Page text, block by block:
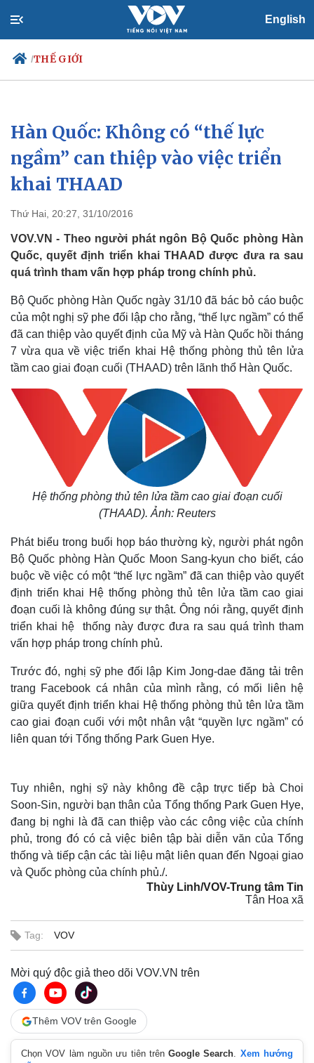
English
/THẾ GIỚI
Chính trị
Đảng
Tổ chức nhân sự
Quốc hội
Xã hội
Tin 24h
Dự báo thời tiết
Hàn Quốc: Không có “thế lực
ngầm” can thiệp vào việc triển
khai THAAD
Thứ Hai, 20:27, 31/10/2016
VOV.VN - Theo người phát ngôn Bộ Quốc phòng Hàn
Quốc, quyết định triển khai THAAD được đưa ra sau
quá trình tham vấn hợp pháp trong chính phủ.
Bộ Quốc phòng Hàn Quốc ngày 31/10 đã bác bỏ cáo buộc
của một nghị sỹ phe đối lập cho rằng, “thế lực ngầm” có thể
đã can thiệp vào quyết định của Mỹ và Hàn Quốc hồi tháng
7 vừa qua về việc triển khai Hệ thống phòng thủ tên lửa
tầm cao giai đoạn cuối (THAAD) trên lãnh thổ Hàn Quốc.
Hệ thống phòng thủ tên lửa tầm cao giai đoạn cuối
(THAAD). Ảnh:Reuters
Phát biểu trong buổi họp báo thường kỳ, người phát ngôn
Bộ Quốc phòng Hàn Quốc Moon Sang-kyun cho biết, cáo
buộc về việc có một “thế lực ngầm” đã can thiệp vào quyết
định triển khai Hệ thống phòng thủ tên lửa tầm cao giai
đoạn cuối là không đúng sự thật. Ông nói rằng, quyết định
triển khai hệ thống này được đưa ra sau quá trình tham
vấn hợp pháp trong chính phủ.
Trước đó, nghị sỹ phe đối lập Kim Jong-dae đăng tải trên
trang Facebook cá nhân của mình rằng, có mối liên hệ
giữa quyết định triển khai Hệ thống phòng thủ tên lửa tầm
cao giai đoạn cuối với một nhân vật “quyền lực ngầm” có
liên quan tới Tổng thống Park Guen Hye.
Tuy nhiên, nghị sỹ này không đề cập trực tiếp bà Choi
Soon-Sin, người bạn thân của Tổng thống Park Guen Hye,
đang bị nghi là đã can thiệp vào các công việc của chính
phủ, trong đó có cả việc biên tập bài diễn văn của Tổng
thống và tiếp cận các tài liệu mật liên quan đến Ngoại giao
và Quốc phòng của chính phủ./.
Thùy Linh/VOV-Trung tâm Tin
Tân Hoa xã
Tag: VOV
Mời quý độc giả theo dõi VOV.VN trên
Thêm VOV trên Google
Chọn VOV làm nguồn ưu tiên trênGoogle Search. Xem hướng